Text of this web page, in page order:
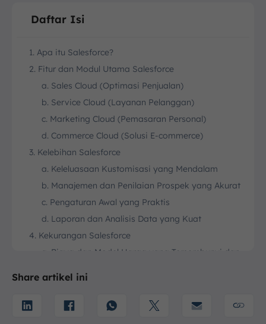
Daftar Isi
1. Apa itu Salesforce?
2. Fitur dan Modul Utama Salesforce
a. Sales Cloud (Optimasi Penjualan)
b. Service Cloud (Layanan Pelanggan)
c. Marketing Cloud (Pemasaran Personal)
d. Commerce Cloud (Solusi E-commerce)
3. Kelebihan Salesforce
a. Keleluasaan Kustomisasi yang Mendalam
b. Manajemen dan Penilaian Prospek yang Akurat
c. Pengaturan Awal yang Praktis
d. Laporan dan Analisis Data yang Kuat
4. Kekurangan Salesforce
a. Biaya dan Model Harga yang Tersembunyi dan
b. Kompleksitas dan Kurva Belajar yang Curam
Memakan Waktu
Share artikel ini